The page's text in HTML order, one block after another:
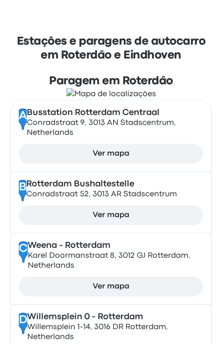
Estações e paragens de autocarro
em Roterdão e Eindhoven
Paragem em Roterdão
A Busstation Rotterdam Centraal
Conradstraat 9, 3013 AN Stadscentrum,
Netherlands
Ver mapa
B Rotterdam Bushaltestelle
Conradstraat 52, 3013 AR Stadscentrum
Ver mapa
CWeena - Rotterdam
Karel Doormanstraat 8, 3012 GJ Rotterdam,
Netherlands
Ver mapa
DWillemsplein 0 - Rotterdam
Willemsplein 1-14, 3016 DR Rotterdam,
Netherlands